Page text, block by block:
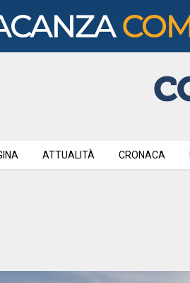
ATTUALITÀ CRONACA